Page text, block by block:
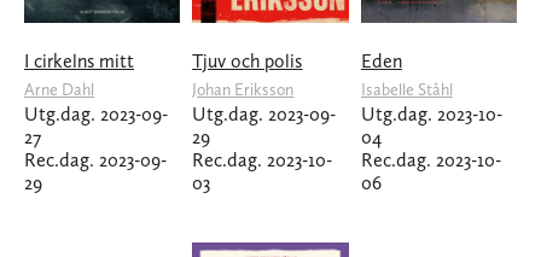
I cirkelns mitt
Arne Dahl
Utg.dag. 2023-09-
27
Rec.dag. 2023-09-
29
Tjuv och polis
Johan Eriksson
Utg.dag. 2023-09-
29
Rec.dag. 2023-10-
03
Eden
Isabelle Ståhl
Utg.dag. 2023-10-
04
Rec.dag. 2023-10-
06